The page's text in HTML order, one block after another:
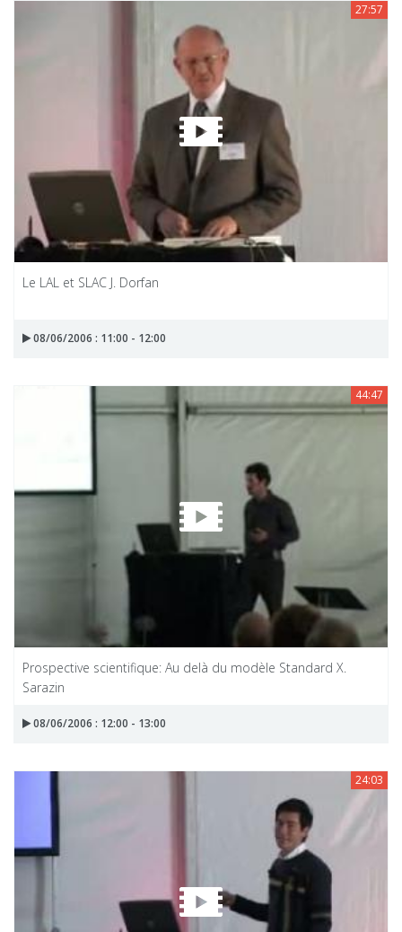
27:57
Le LAL et SLAC J. Dorfan
08/06/2006 : 11:00 - 12:00
44:47
Prospective scientifique: Au delà du modèle Standard X.
Sarazin
08/06/2006 : 12:00 - 13:00
24:03